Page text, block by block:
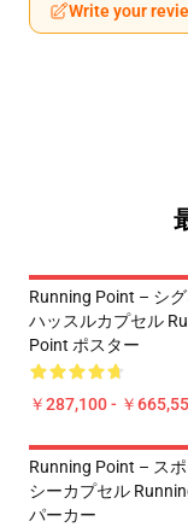
Write your
Running Point – シ
ハッスルカプセル
Point ポスター
￥287,100 - ￥
Running Point – ス
シーカプセル
パーカー